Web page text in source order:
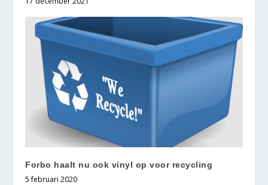
Forbo haalt nu ook vinyl op voor recycling
5 februari 2020